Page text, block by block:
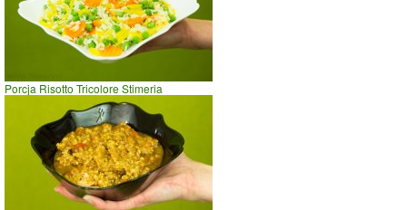
Porcja Risotto Tricolore Stimeria